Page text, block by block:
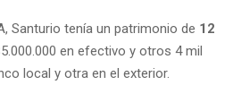
Santurio tenía un patrimonio de 12
en efectivo y otros 4 mil
local y otra en el exterior.